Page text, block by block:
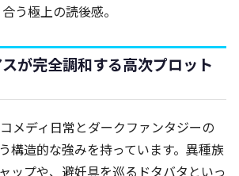
う極上の読後感。
が完全調和する高次プロット
メディ日常とダークファンタジーの
構造的な強みを持っています。異種族
ップや、避妊具を巡るドタバタといっ